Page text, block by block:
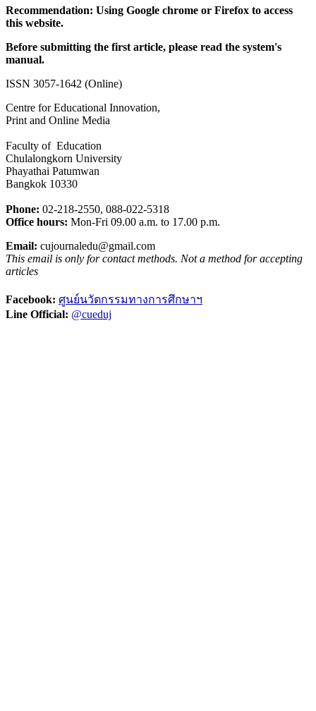
Recommendation: Using Google chrome or Firefox to access
this website.
Before submitting the first article, please read the system's
manual.
ISSN 3057-1642 (Online)
Centre for Educational Innovation,
Print and Online Media
Faculty of Education
Chulalongkorn University
Phayathai Patumwan
Bangkok 10330
Phone: 02-218-2550, 088-022-5318
Office hours: Mon-Fri 09.00 a.m. to 17.00 p.m.
Email: cujournaledu@gmail.com
This email is only for contact methods. Not a method for accepting
articles
Facebook: ศูนย์นวัตกรรมทางการศึกษาฯ
Line Official: @cueduj